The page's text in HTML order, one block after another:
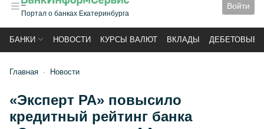
Портал о банках Екатеринбурга
Войти
БАНКИ НОВОСТИ КУРСЫ ВАЛЮТ ВКЛАДЫ ДЕБЕТОВЫЕ
Главная Новости
«Эксперт РА» повысило
кредитный рейтинг банка